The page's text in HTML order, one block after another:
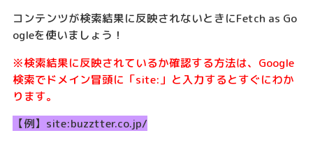
コンテンツが検索結果に反映されないときにFetch as Go
ogleを使いましょう！
※検索結果に反映されているか確認する方法は、Google
検索でドメイン冒頭に「site:」と入力するとすぐにわか
ります。
【例】site:buzztter.co.jp/